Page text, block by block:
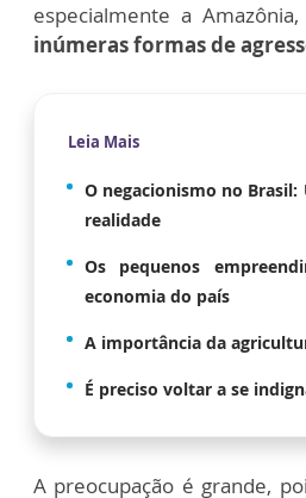
especialmente a
inúmeras formas de
Leia Mais
O negacionismo no
realidade
Os pequenos
economia do país
A importância da
É preciso voltar a se
A preocupação é grande,